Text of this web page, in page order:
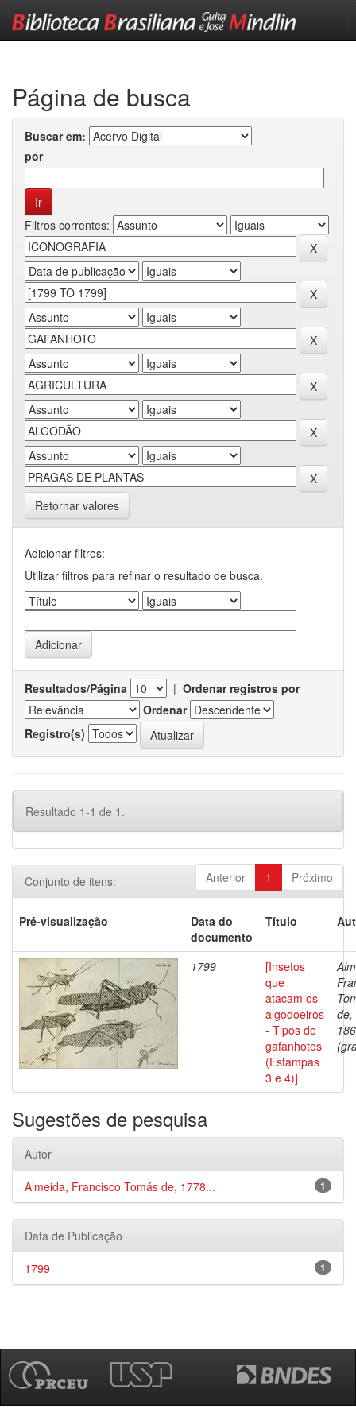
Página de busca
Buscar em:
por
Filtros correntes:
Retornar valores
Adicionar filtros:
Utilizar filtros para refinar o resultado de busca.
Resultados/Página | Ordenar registros por
Ordenar
Registro(s)
Resultado 1-1 de 1.
Anterior 1 Próximo
Conjunto de itens:
Pré-visualização
Data do
documento
Título
1799
[Insetos
que
atacam os
algodoeiros
- Tipos de
gafanhotos
(Estampas
3 e 4)]
de,
Sugestões de pesquisa
Autor
1
Almeida, Francisco Tomás de, 1778...
Data de Publicação
1
1799